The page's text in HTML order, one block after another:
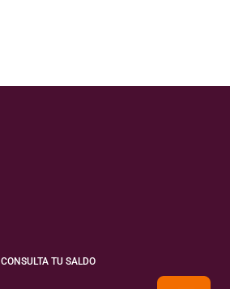
CONSULTA TU SALDO